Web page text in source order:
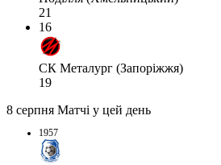
21
16
СК Металург (Запоріжжя)
19
8 серпня Матчі у цей день
1957